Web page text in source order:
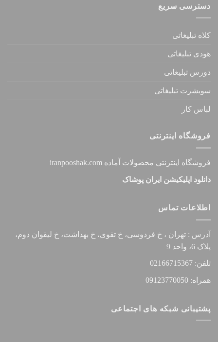
دسترسی سریع
کلاه تبلیغاتی
هودی تبلیغاتی
دورس تبلیغاتی
سویشرت تبلیغاتی
لباس کار
فروشگاه اینترنتی
فروشگاه اینترنتی محصولات آماده iranpooshak.com
دانلود اپلیکیشن ایران پوشاک
اطلاعات تماس
آدرس : تهران ، خ فردوسی، خ تقوی، خ بهداشت، خ لیقوان دوم،
پلاک 6، واحد 9
تلفن: 02166715367
همراه: 09123770050
پشتیبانی شبکه های اجتماعی